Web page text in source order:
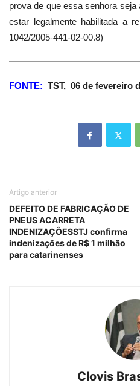
prova de que essa senhora
estar legalmente habilitada a
1042/2005-441-02-00.8)
FONTE: TST, 06 de fevereiro
Artigo anterior
DEFEITO DE FABRICAÇÃO DE
PNEUS ACARRETA
INDENIZAÇÕESSTJ confirma
indenizações de R$ 1 milhão
para catarinenses
Clovis